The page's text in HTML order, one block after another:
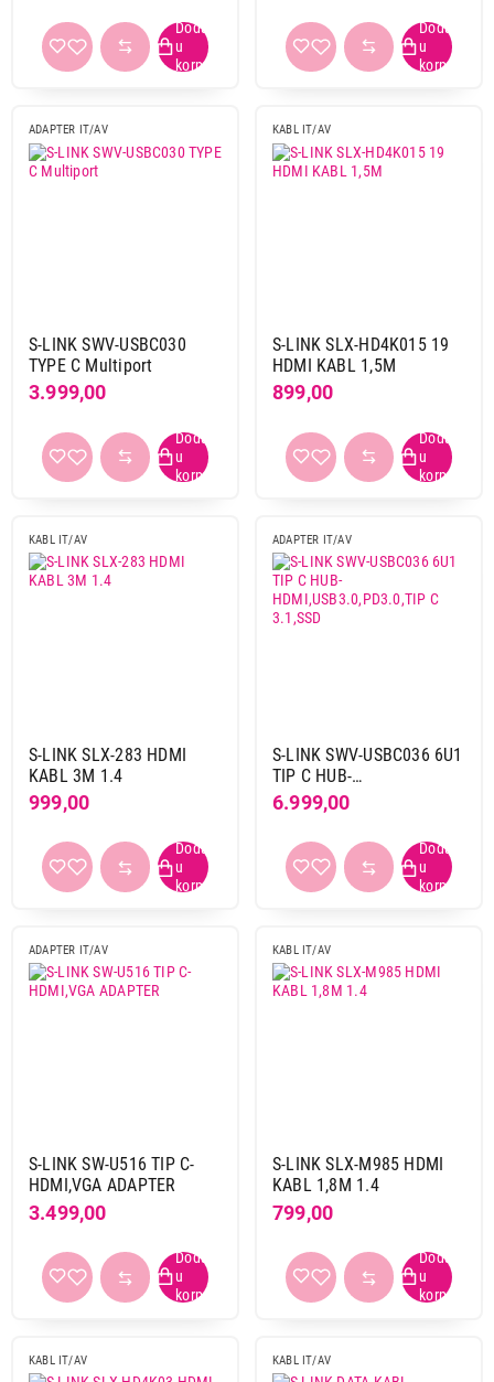
ADAPTER IT/AV
S-LINK SWV-USBC030
TYPE C Multiport
3.999,00
KABL IT/AV
S-LINK SLX-HD4K015 19
HDMI KABL 1,5M
899,00
KABL IT/AV
S-LINK SLX-283 HDMI
KABL 3M 1.4
999,00
ADAPTER IT/AV
S-LINK SWV-USBC036 6U1
TIP C HUB-
HDMI,USB3.0,PD3.0,TIP C
3.1,SSD
6.999,00
ADAPTER IT/AV
S-LINK SW-U516 TIP C-
HDMI,VGA ADAPTER
3.499,00
KABL IT/AV
S-LINK SLX-M985 HDMI
KABL 1,8M 1.4
799,00
KABL IT/AV KABL IT/AV